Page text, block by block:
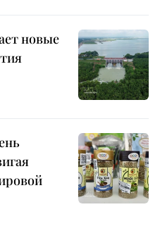
новые